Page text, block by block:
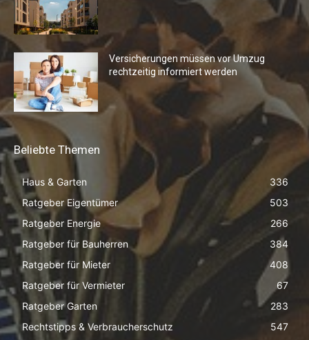
Versicherungen müssen vor Umzug
rechtzeitig informiert werden
Beliebte Themen
Haus & Garten
336
Ratgeber Eigentümer
503
Ratgeber Energie
266
Ratgeber für Bauherren
384
Ratgeber für Mieter
408
Ratgeber für Vermieter
67
Ratgeber Garten
283
Rechtstipps & Verbraucherschutz
547